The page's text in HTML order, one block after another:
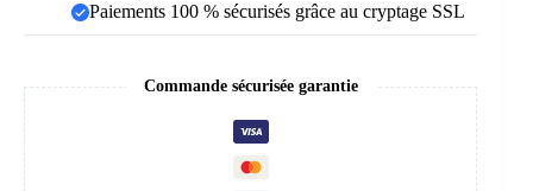
Paiements 100 % sécurisés grâce au cryptage SSL
Commande sécurisée garantie